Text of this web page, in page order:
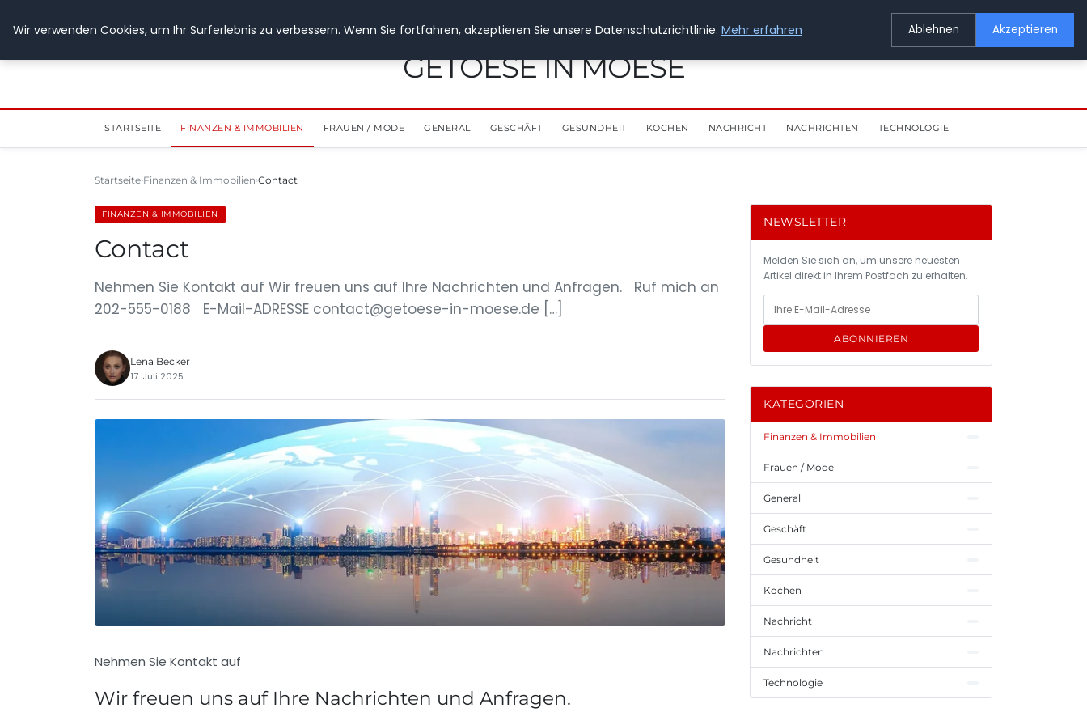
GETOESE IN MOESE
STARTSEITE FINANZEN & IMMOBILIEN FRAUEN / MODE GENERAL GESCHÄFT GESUNDHEIT KOCHEN NACHRICHT NACHRICHTEN TECHNOLOGIE
Startseite Finanzen & Immobilien Contact
FINANZEN & IMMOBILIEN
Contact
Nehmen Sie Kontakt auf Wir freuen uns auf Ihre Nachrichten und Anfragen. Ruf mich an
202-555-0188 E-Mail-ADRESSE contact@getoese-in-moese.de […]
Lena Becker
17. Juli 2025
Nehmen Sie Kontakt auf
Wir freuen uns auf Ihre Nachrichten und Anfragen.
NEWSLETTER
Melden Sie sich an, um unsere neuesten
Artikel direkt in Ihrem Postfach zu erhalten.
ABONNIEREN
KATEGORIEN
Finanzen & Immobilien
Frauen / Mode
General
Geschäft
Gesundheit
Kochen
Nachricht
Nachrichten
Technologie
Wir verwenden Cookies, um Ihr Surferlebnis zu verbessern. Wenn Sie fortfahren, akzeptieren Sie unsere Datenschutzrichtlinie. Mehr erfahren Ablehnen Akzeptieren